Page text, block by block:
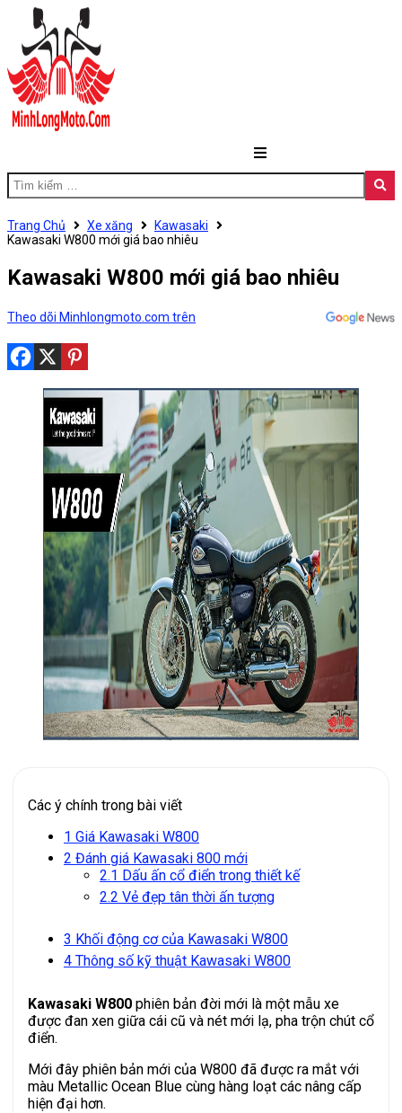
Trang Chủ Xe xăng
Kawasaki
Kawasaki W800 mới giá bao nhiêu
Kawasaki W800 mới giá bao nhiêu
Theo dõi Minhlongmoto.com trên
Các ý chính trong bài viết
1 Giá Kawasaki W800
2 Đánh giá Kawasaki 800 mới
2.1 Dấu ấn cổ điển trong thiết kế
2.2 Vẻ đẹp tân thời ấn tượng
3 Khối động cơ của Kawasaki W800
4 Thông số kỹ thuật Kawasaki W800
Kawasaki W800 phiên bản đời mới là một mẫu xe
được đan xen giữa cái cũ và nét mới lạ, pha trộn chút cổ
điển.
Mới đây phiên bản mới của W800 đã được ra mắt với
màu Metallic Ocean Blue cùng hàng loạt các nâng cấp
hiện đại hơn.